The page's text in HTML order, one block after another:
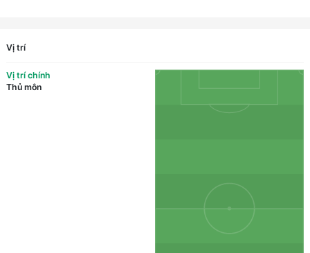
Vị trí
Vị trí chính
Thủ môn